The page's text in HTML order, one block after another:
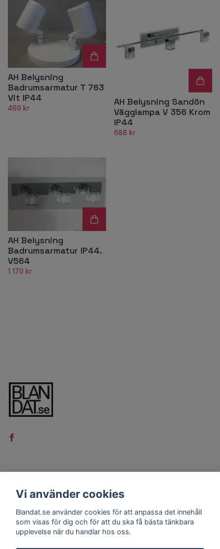
AH Belysning
Badrumsarmatur T 763
Vit IP44
469 kr
AH Belysning Sandön
Vägglampa V 356 Krom
IP44
688 kr
AH Belysning
Badrumsarmatur IP44.
V564
1 170 kr
Kontakt
Köpvillkor
Vi använder cookies
Blandat.se använder cookies för att anpassa det innehåll
som visas för dig och för att du ska få bästa tänkbara
upplevelse när du handlar hos oss.